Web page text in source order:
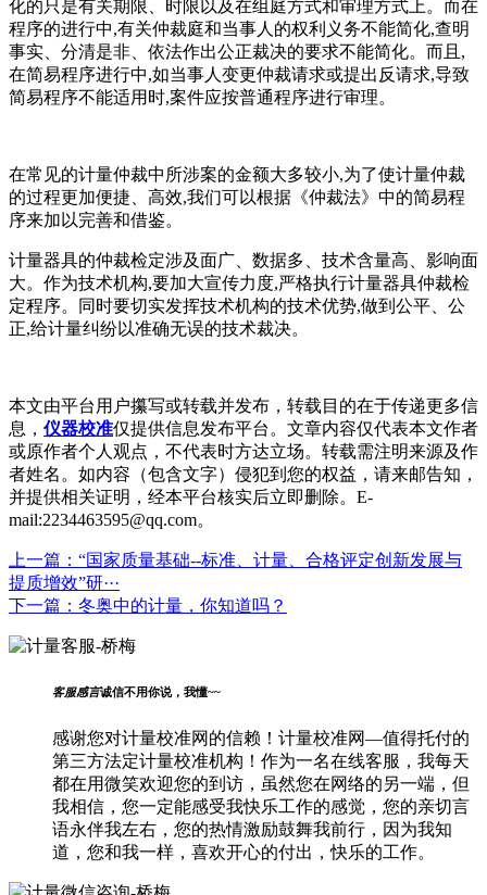
化的只是有关期限、时限以及在组庭方式和审理方式上。而在
程序的进行中,有关仲裁庭和当事人的权利义务不能简化,查明
事实、分清是非、依法作出公正裁决的要求不能简化。而且,
在简易程序进行中,如当事人变更仲裁请求或提出反请求,导致
简易程序不能适用时,案件应按普通程序进行审理。
在常见的计量仲裁中所涉案的金额大多较小,为了使计量仲裁
的过程更加便捷、高效,我们可以根据《仲裁法》中的简易程
序来加以完善和借鉴。
计量器具的仲裁检定涉及面广、数据多、技术含量高、影响面
大。作为技术机构,要加大宣传力度,严格执行计量器具仲裁检
定程序。同时要切实发挥技术机构的技术优势,做到公平、公
正,给计量纠纷以准确无误的技术裁决。
本文由平台用户攥写或转载并发布，转载目的在于传递更多信
息， 仪器校准仅提供信息发布平台。文章内容仅代表本文作者
或原作者个人观点，不代表时方达立场。转载需注明来源及作
者姓名。如内容（包含文字）侵犯到您的权益，请来邮告知，
并提供相关证明，经本平台核实后立即删除。E-
mail:2234463595@qq.com。
上一篇： “国家质量基础--标准、计量、合格评定创新发展与
提质增效”研···
下一篇： 冬奥中的计量，你知道吗？
客服感言诚信不用你说，我懂~~
感谢您对计量校准网的信赖！计量校准网—值得托付的
第三方法定计量校准机构！作为一名在线客服，我每天
都在用微笑欢迎您的到访，虽然您在网络的另一端，但
我相信，您一定能感受我快乐工作的感觉，您的亲切言
语永伴我左右，您的热情激励鼓舞我前行，因为我知
道，您和我一样，喜欢开心的付出，快乐的工作。